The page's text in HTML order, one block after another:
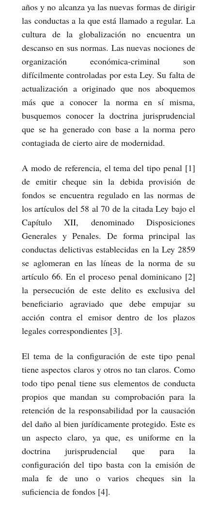
años y no alcanza ya las nuevas formas de dirigir
las conductas a la que está llamado a regular. La
cultura de la globalización no encuentra un
descanso en sus normas. Las nuevas nociones de
organización económica-criminal son
difícilmente controladas por esta Ley. Su falta de
actualización a originado que nos aboquemos
más que a conocer la norma en sí misma,
busquemos conocer la doctrina jurisprudencial
que se ha generado con base a la norma pero
contagiada de cierto aire de modernidad.
A modo de referencia, el tema del tipo penal [1]
de emitir cheque sin la debida provisión de
fondos se encuentra regulado en las normas de
los artículos del 58 al 70 de la citada Ley bajo el
Capítulo XII, denominado Disposiciones
Generales y Penales. De forma principal las
conductas delictivas establecidas en la Ley 2859
se aglomeran en las líneas de la norma de su
artículo 66. En el proceso penal dominicano [2]
la persecución de este delito es exclusiva del
beneficiario agraviado que debe empujar su
acción contra el emisor dentro de los plazos
legales correspondientes [3].
El tema de la configuración de este tipo penal
tiene aspectos claros y otros no tan claros. Como
todo tipo penal tiene sus elementos de conducta
propios que mandan su comprobación para la
retención de la responsabilidad por la causación
del daño al bien jurídicamente protegido. Este es
un aspecto claro, ya que, es uniforme en la
doctrina jurisprudencial que para la
configuración del tipo basta con la emisión de
mala fe de uno o varios cheques sin la
suficiencia de fondos [4].